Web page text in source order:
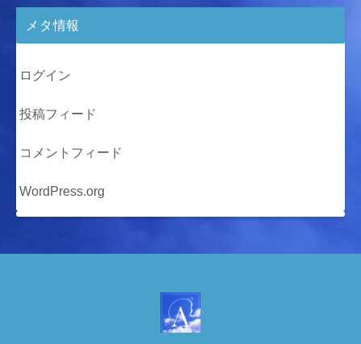
メタ情報
ログイン
投稿フィード
コメントフィード
WordPress.org